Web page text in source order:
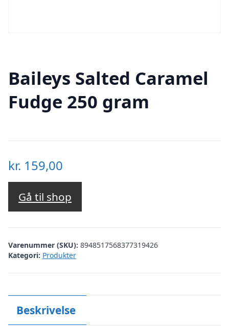
Baileys Salted Caramel
Fudge 250 gram
kr. 159,00
Gå til shop
Varenummer (SKU): 8948517568377319426
Kategori: Produkter
Beskrivelse